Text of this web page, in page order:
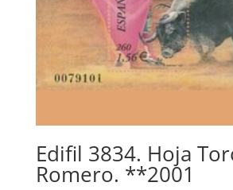
Edifil 3834. Hoja
Romero. **2001